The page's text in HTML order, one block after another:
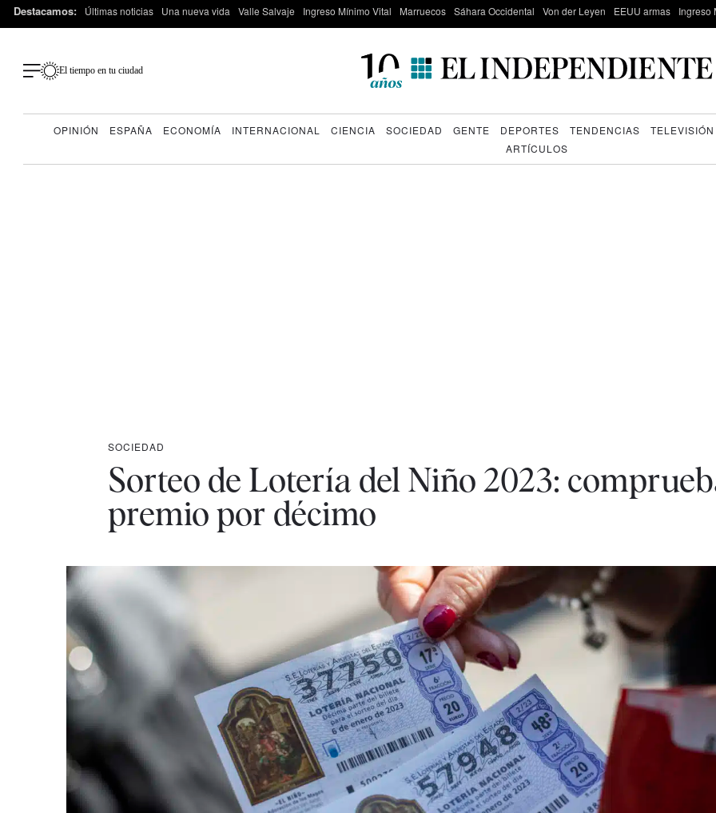
Destacamos: Últimas noticias Una nueva vida Valle Salvaje Ingreso Mínimo Vital Marruecos Sáhara Occidental Von der Leyen EEUU armas Ingreso
El tiempo en tu ciudad
OPINIÓN ESPAÑA ECONOMÍA INTERNACIONAL CIENCIA SOCIEDAD GENTE DEPORTES TENDENCIAS
TELEVISIÓN
ARTÍCULOS
SOCIEDAD
Sorteo de Lotería del Niño 2023:
premio por décimo